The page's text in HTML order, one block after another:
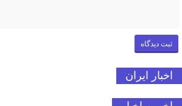
اخبار ایران